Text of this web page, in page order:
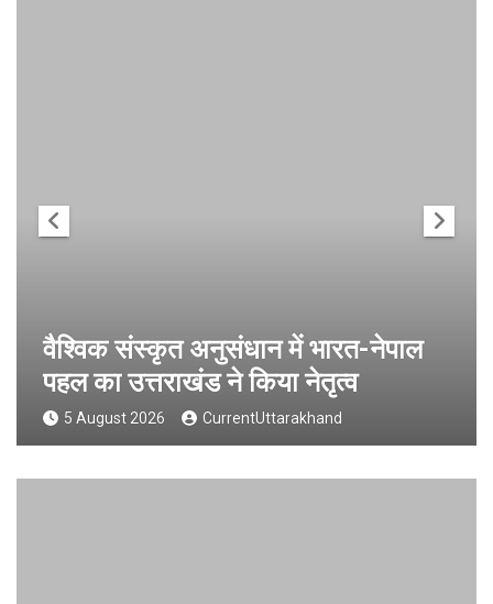
वैश्विक संस्कृत अनुसंधान में भारत-नेपाल
पहल का उत्तराखंड ने किया नेतृत्व
5 August 2026 CurrentUttarakhand